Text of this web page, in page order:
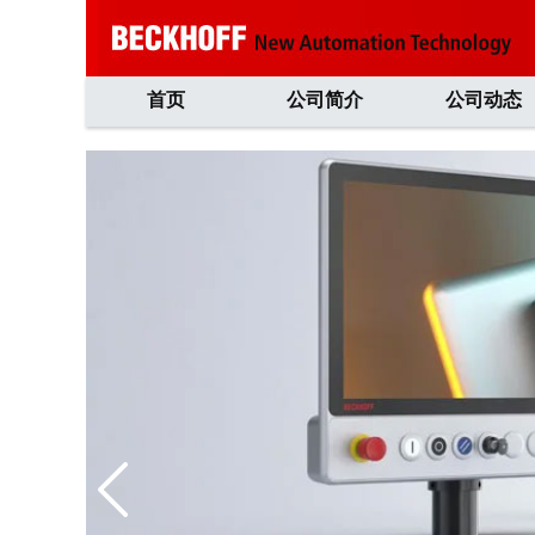
首页 公司简介 公司动态